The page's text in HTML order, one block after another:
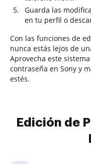
Guarda las
en tu perfil o
Con las funciones de
nunca estás lejos de
Aprovecha este
contraseña en Sony y
estés.
Edición de